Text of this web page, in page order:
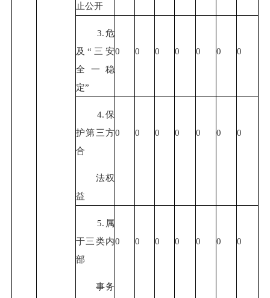
止公开
3.危
及 “三安
全一 稳
定”
0 0 0 0 0 0 0
4.保
护第三方
合
法权
益
0 0 0 0 0 0 0
5.属
于三类内
部
事务
0 0 0 0 0 0 0